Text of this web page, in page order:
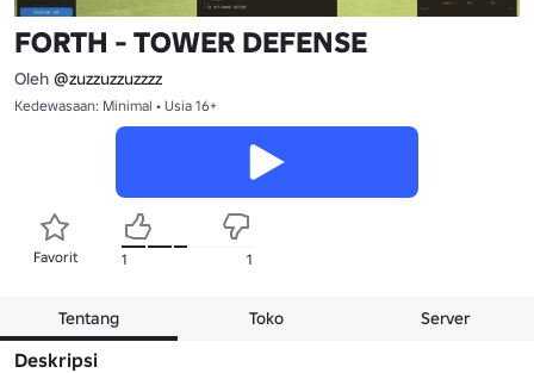
FORTH - TOWER DEFENSE
Oleh @zuzzuzzuzzzz
Kedewasaan: Minimal • Usia 16+
Favorit 1 1
Tentang Toko Server
Deskripsi